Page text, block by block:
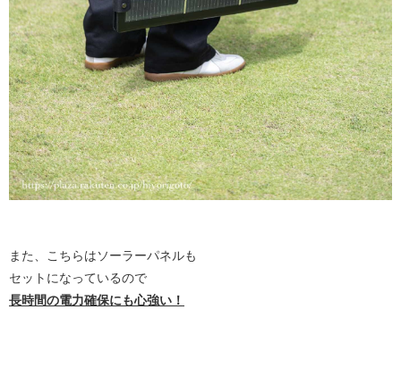
また、こちらはソーラーパネルも
セットになっているので
長時間の電力確保にも心強い！